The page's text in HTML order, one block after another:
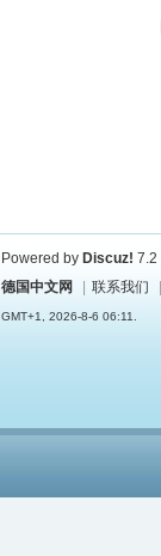
Powered by Discuz! 7.2
德国中文网
联系我们
GMT+1, 2026-8-6 06:11.